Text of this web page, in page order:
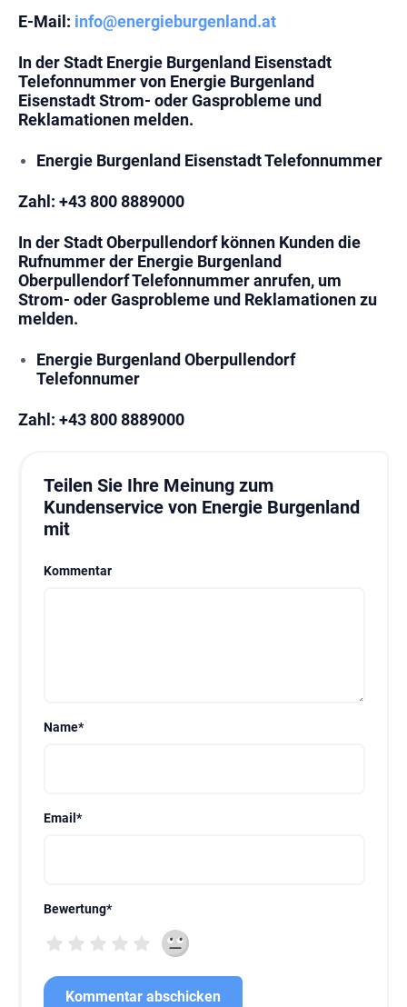
E-Mail: info@energieburgenland.at
In der Stadt Energie Burgenland Eisenstadt
Telefonnummervon Energie Burgenland
Eisenstadt Strom- oder Gasprobleme und
Reklamationen melden.
Energie Burgenland Eisenstadt Telefonnummer
Zahl: +43 800 8889000
In der Stadt Oberpullendorf können Kunden die
Rufnummer der Energie Burgenland
Oberpullendorf Telefonnummeranrufen, um
Strom- oder Gasprobleme und Reklamationen zu
melden.
Energie Burgenland Oberpullendorf
Telefonnumer
Zahl: +43 800 8889000
Teilen Sie Ihre Meinung zum
Kundenservice von Energie Burgenland
mit
Kommentar
Name*
Email *
Bewertung*